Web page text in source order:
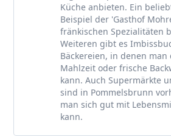
Küche anbieten. Ein
Beispiel der 'Gasthof
fränkischen Spezialitäten
Weiteren gibt es
Bäckereien, in denen man
Mahlzeit oder frische
kann. Auch Supermärkte
sind in Pommelsbrunn
man sich gut mit
kann.